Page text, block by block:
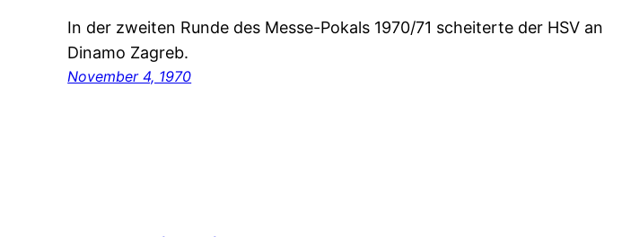
In der zweiten Runde des Messe-Pokals 1970/71 scheiterte der HSV an
Dinamo Zagreb.
November 4, 1970